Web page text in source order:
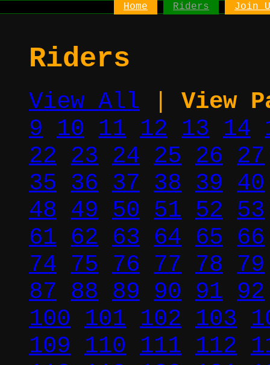
Home Riders Join
Riders
View All
View
9 10 11 12 13 14
22 23 24 25 26 27
35 36 37 38 39 40
48 49 50 51 52 53
61 62 63 64 65 66
74 75 76 77 78
79
87 88 89 90 91 92
100 101 102 103
109 110 111 112